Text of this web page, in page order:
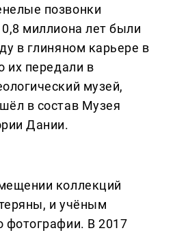
позвонки
миллиона лет были
в глиняном карьере в
их передали в
музей,
в состав Музея
Дании.
коллекций
и учёным
фотографии. В 2017